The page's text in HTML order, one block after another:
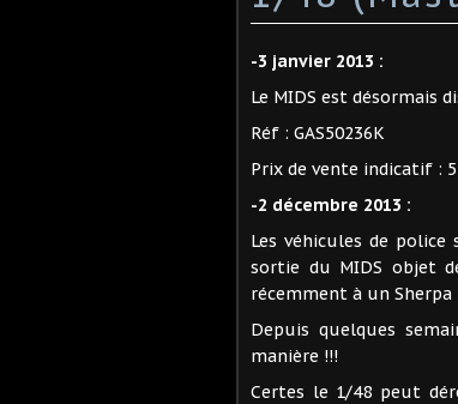
-3 janvier 2013 :
Le MIDS est désormais
Réf : GAS50236K
Prix de vente indicatif :
-2 décembre 2013 :
Les véhicules de
sortie du MIDS objet
récemment à un Sherpa
Depuis quelques
manière !!!
Certes le 1/48 peut